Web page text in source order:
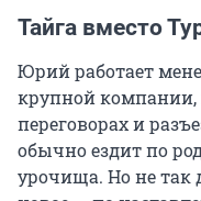
Тайга вместо
Юрий работает
крупной компании,
переговорах и
обычно ездит по
урочища. Но не так